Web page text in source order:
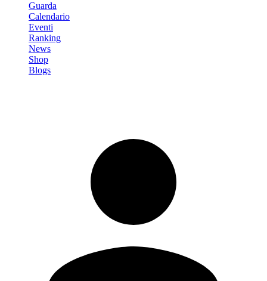
Guarda
Calendario
Eventi
Ranking
News
Shop
Blogs